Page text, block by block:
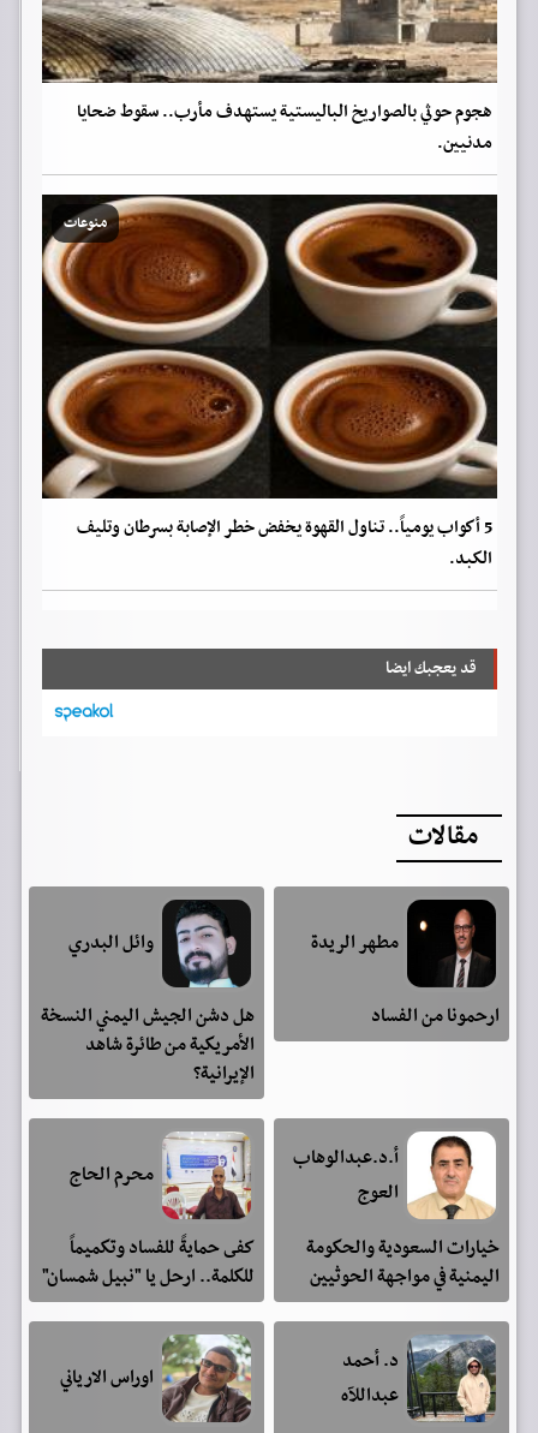
هجوم حوثي بالصواريخ الباليستية يستهدف مأرب.. سقوط ضحايا
مدنيين.
منوعات
5 أكواب يومياً.. تناول القهوة يخفض خطر الإصابة بسرطان وتليف
الكبد.
قد يعجبك ايضا
مقالات
مطهر الريدة
ارحمونا من الفساد
وائل البدري
هل دشن الجيش اليمني النسخة
الأمريكية من طائرة شاهد
الإيرانية؟
أ.د.عبدالوهاب
العوج
خيارات السعودية والحكومة
اليمنية في مواجهة الحوثيين
محرم الحاج
كفى حمايةً للفساد وتكميماً
للكلمة.. ارحل يا "نبيل شمسان"
د. أحمد
عبداللآه
اوراس الارياني